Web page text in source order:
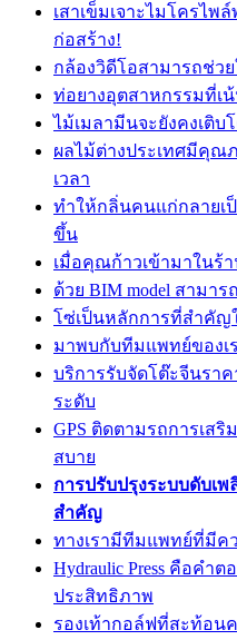
เสาเข็มเจาะไมโครไพ
ก่อสร้าง!
กล้องวิดีโอสามารถช่
ท่อยางอุตสาหกรรมที่เ
ไม้เมลามีนจะยังคงเติบ
ผลไม้ต่างประเทศมีคุ
เวลา
ทำให้กลิ่นคนแก่กลายเ
ขึ้น
เมื่อคุณก้าวเข้ามาในร้
ด้วย BIM model สามา
โซ่เป็นหลักการที่สำคั
มาพบกับทีมแพทย์ของเ
บริการรับจัดโต๊ะจีนรา
ระดับ
GPS ติดตามรถการเส
สบาย
การปรับปรุงระบบดับเ
สำคัญ
ทางเรามีทีมแพทย์ที่มีคว
Hydraulic Press คือค
ประสิทธิภาพ
รองเท้ากอล์ฟที่สะท้อน